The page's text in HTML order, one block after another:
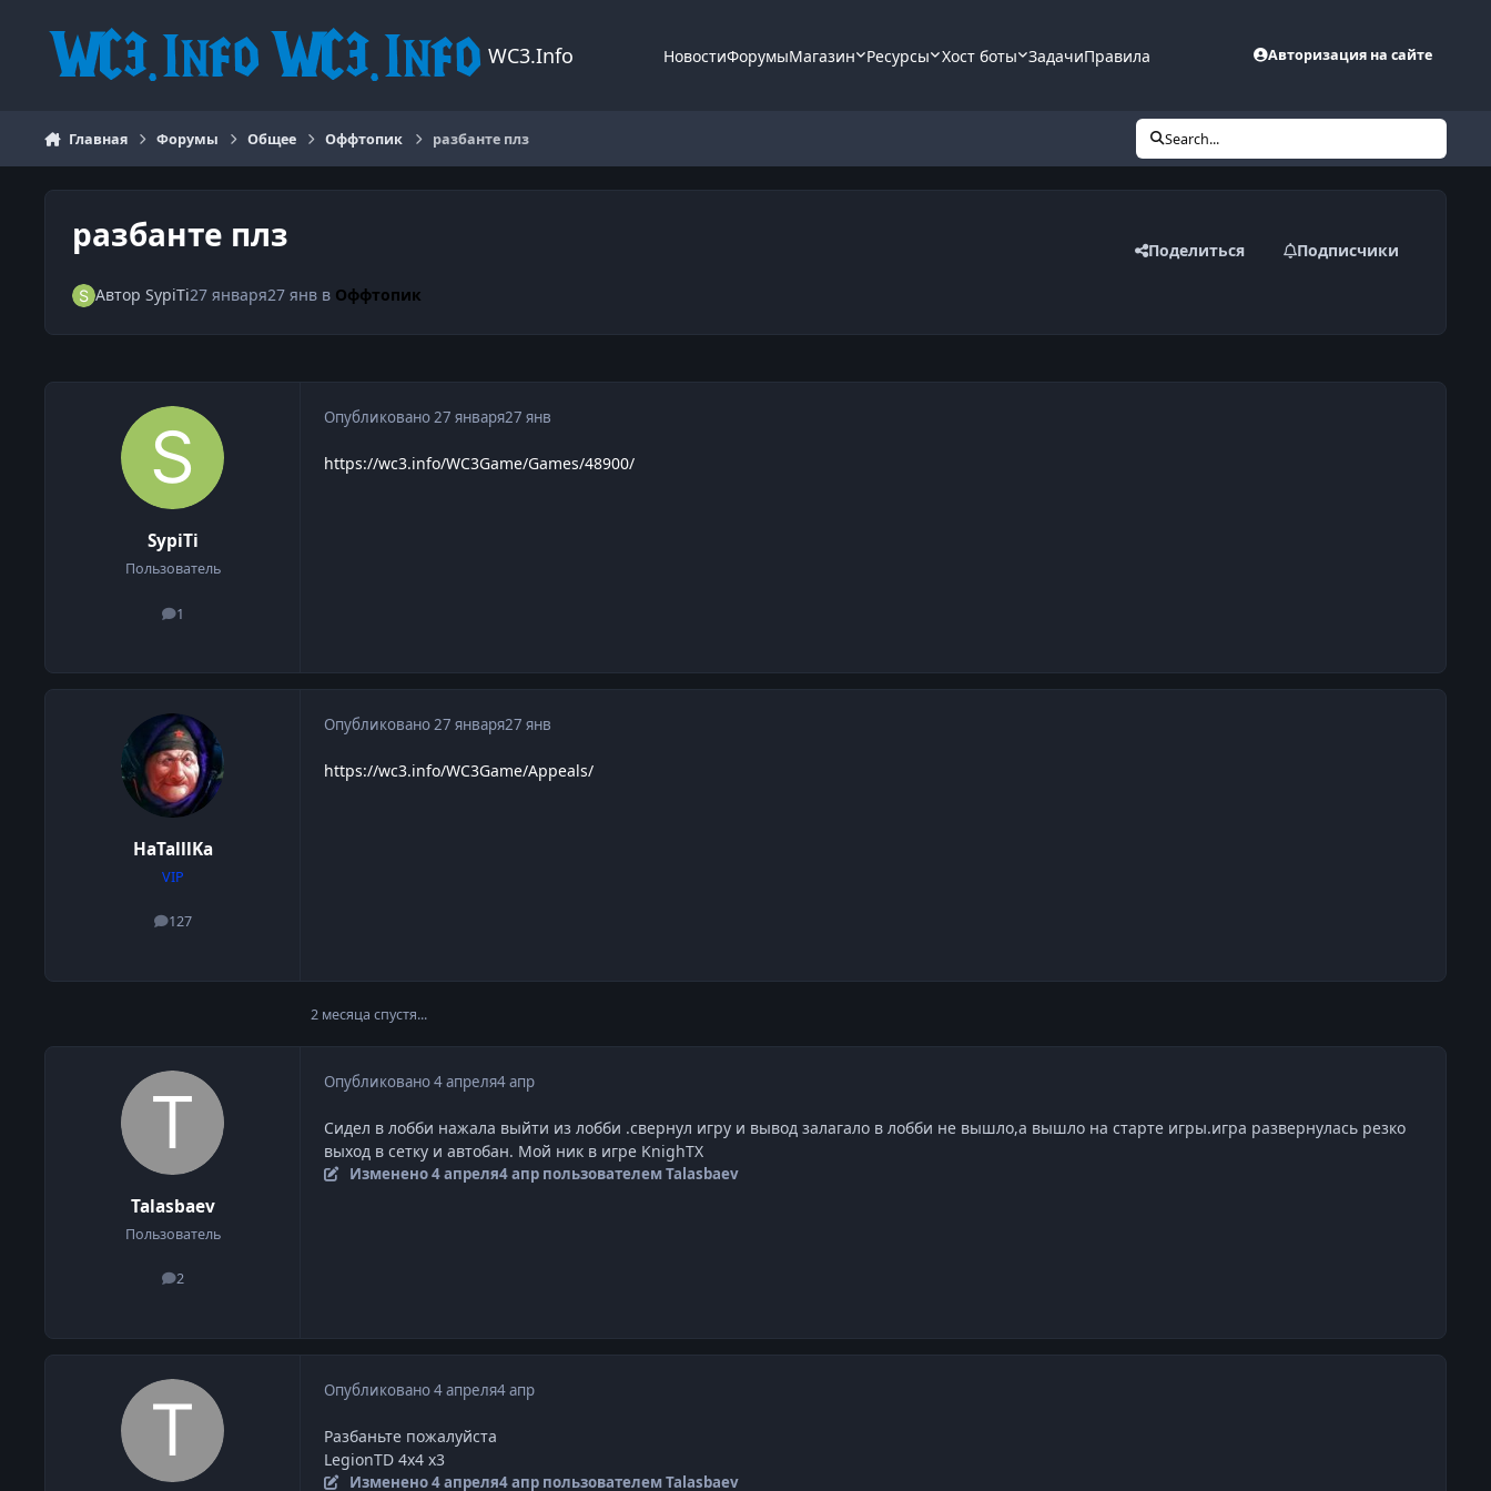
WC3.Info НовостиФорумыМагазин Ресурсы Хост боты ЗадачиПравила Авторизация на сайте
Главная Форумы Общее Оффтопик разбанте плз Search...
разбанте плз Поделиться Подписчики
Автор SypiTi27 января27 янвв Оффтопик
SypiTi
Пользователь
1
сообщения
Опубликовано 27 января27 янв
https://wc3.info/WC3Game/Games/48900/
HaTalllKa
VIP
127
сообщения
Опубликовано27 января27 янв
https://wc3.info/WC3Game/Appeals/
2 месяца спустя...
Talasbaev
Пользователь
2
сообщения
Опубликовано4 апреля4 апр
Сидел в лобби нажала выйти из лобби .свернул игру и вывод залагало в лобби не вышло,а вышло на старте игры.игра развернулась резко
выход в сетку и автобан. Мой ник в игре KnighTX
Изменено4 апреля4 апрпользователем Talasbaev
Опубликовано4 апреля4 апр
Разбаньте пожалуйста
LegionTD 4x4 x3
Изменено4 апреля4 апрпользователем Talasbaev